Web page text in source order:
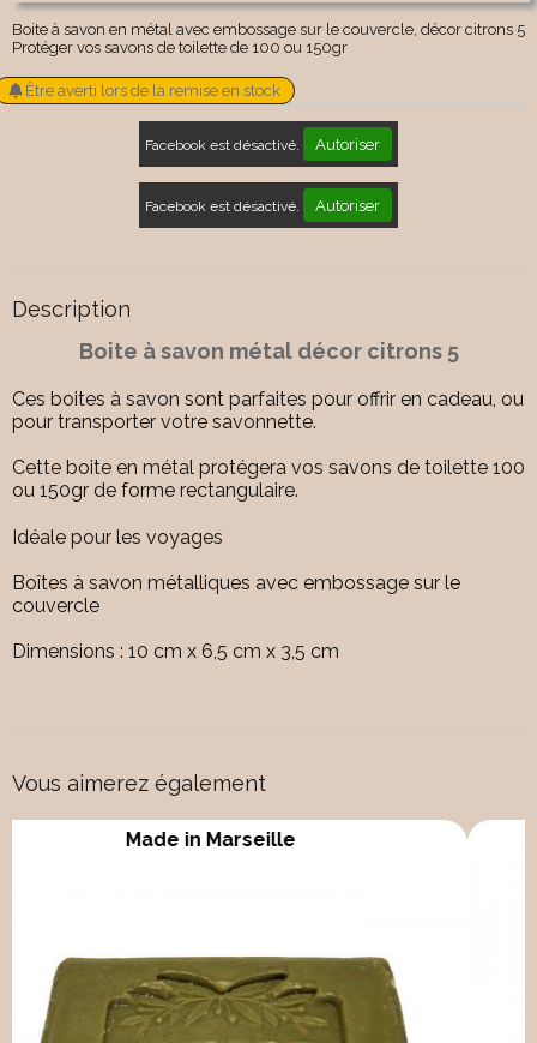
Boite à savon en métal avec embossage sur le couvercle, décor citrons 5
Protéger vos savons de toilette de 100 ou 150gr
Être averti lors de la remise en stock
Facebook est désactivé. Autoriser
Facebook est désactivé. Autoriser
Description
Boite à savon métal décor citrons 5
Ces boites à savon sont parfaites pour offrir en cadeau, ou
pour transporter votre savonnette.
Cette boite en métal protégera vos savons de toilette 100
ou 150gr de forme rectangulaire.
Idéale pour les voyages
Boîtes à savon métalliques avec embossage sur le
couvercle
Dimensions : 10 cm x 6,5 cm x 3,5 cm
Vous aimerez également
Made in Marseille